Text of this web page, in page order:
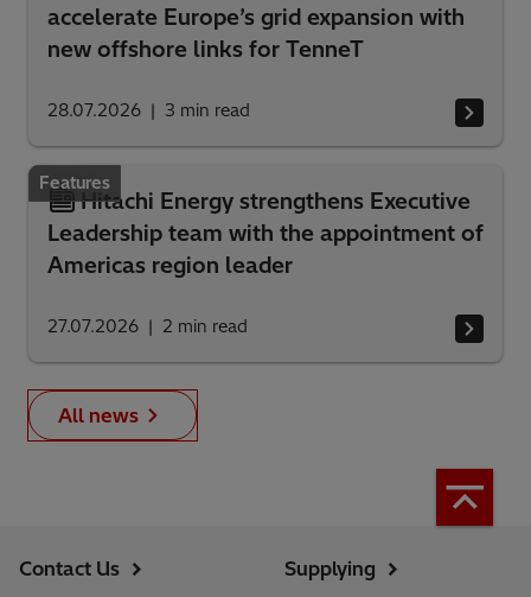
accelerate Europe’s grid expansion with
new offshore links for TenneT
28.07.2026 3 min read
Features
Hitachi Energy strengthens Executive
Leadership team with the appointment of
Americas region leader
27.07.2026 2 min read
All news
Contact Us
Supplying